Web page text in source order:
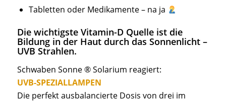
Tabletten oder Medikamente – na ja
Die wichtigste Vitamin-D Quelle ist die
Bildung in der Haut durch das Sonnenlicht –
UVB Strahlen.
Schwaben Sonne ® Solarium reagiert:
UVB-SPEZIALLAMPEN
Die perfekt ausbalancierte Dosis von drei im